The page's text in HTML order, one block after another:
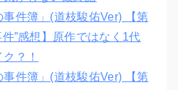
事件簿」(道枝駿佑Ver) 【第
”感想】原作ではなく1代
？！
事件簿」(道枝駿佑Ver) 【第